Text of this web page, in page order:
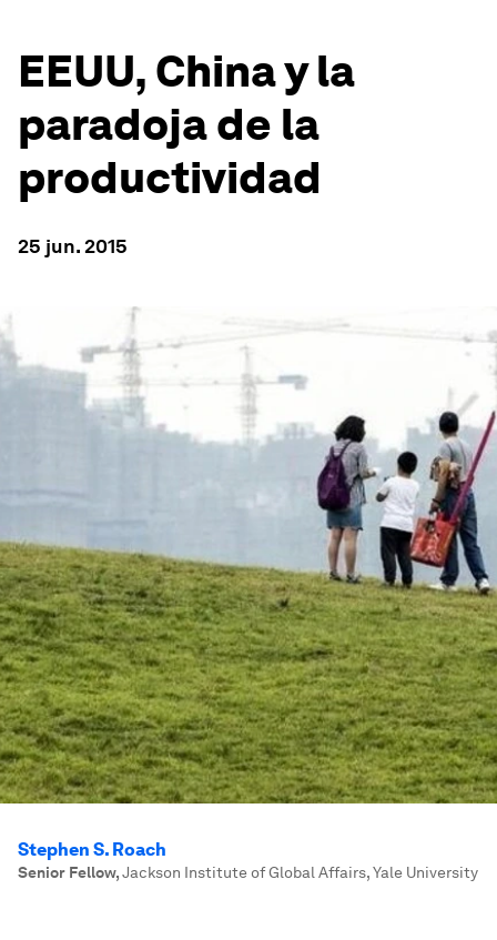
EEUU, China y la
paradoja de la
productividad
25 jun. 2015
Stephen S. Roach
Senior Fellow,Jackson Institute of Global Affairs, Yale University